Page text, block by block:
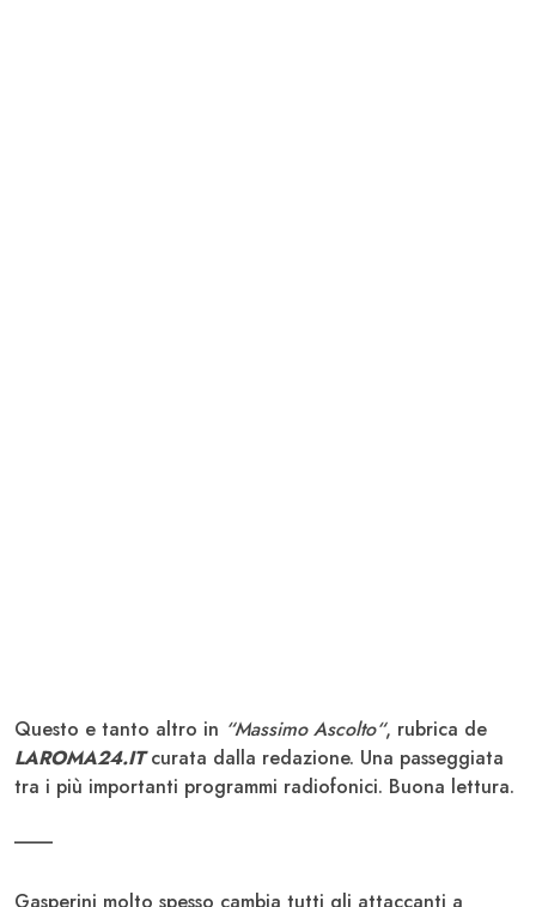
Questo e tanto altro in “Massimo Ascolto“, rubrica de
LAROMA24.ITcurata dalla redazione. Una passeggiata
tra i più importanti programmi radiofonici. Buona lettura.
Gasperini molto spesso cambia tutti gli attaccanti a